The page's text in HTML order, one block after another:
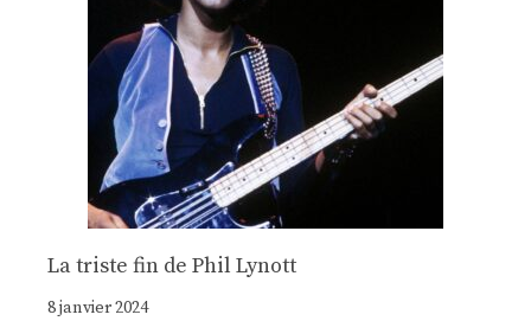
La triste fin de Phil Lynott
8 janvier 2024